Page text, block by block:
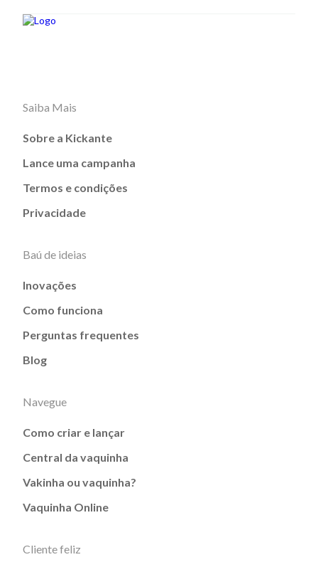
Saiba Mais
Sobre a Kickante
Lance uma campanha
Termos e condições
Privacidade
Baú de ideias
Inovações
Como funciona
Perguntas frequentes
Blog
Navegue
Como criar e lançar
Central da vaquinha
Vakinha ou vaquinha?
Vaquinha Online
Cliente feliz